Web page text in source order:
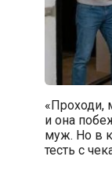
«Проходи,
и она
муж. Но в
тесть с